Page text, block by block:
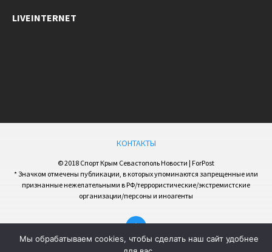
LIVEINTERNET
КОНТАКТЫ
© 2018 Спорт Крым Севастополь Новости | ForPost
* Значком отмечены публикации, в которых упоминаются запрещенные или
признанные нежелательными в РФ/террористические/экстремистские
организации/персоны и иноагенты
Мы обрабатываем cookies, чтобы сделать наш сайт удобнее